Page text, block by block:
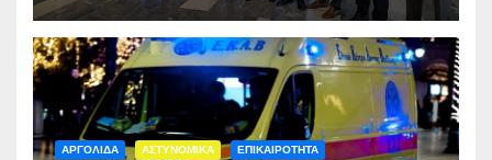
ΑΡΓΟΛΙΔΑ ΑΣΤΥΝΟΜΙΚΑ ΕΠΙΚΑΙΡΟΤΗΤΑ